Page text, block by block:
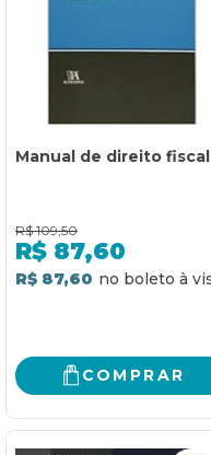
Manual de direito fiscal
R$ 109,50
R$ 87,60
R$ 87,60
COMPRAR